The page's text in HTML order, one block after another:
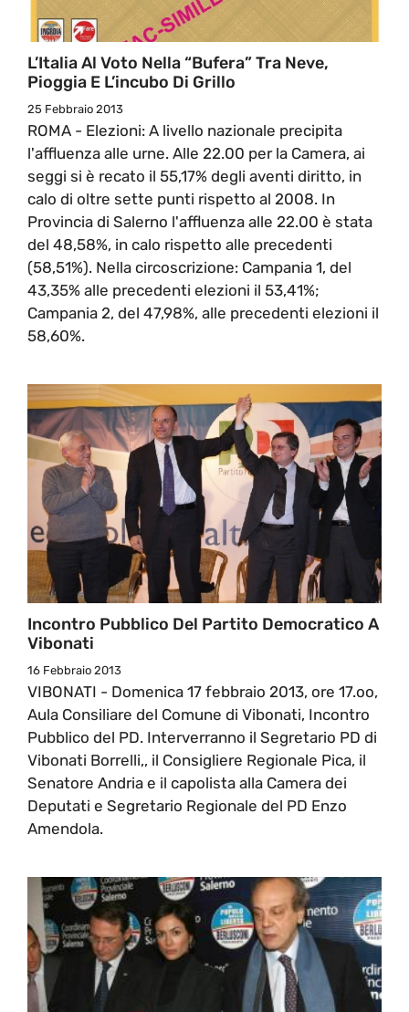
L’Italia Al Voto Nella “Bufera” Tra Neve,
Pioggia E L’incubo Di Grillo
25 Febbraio 2013
ROMA - Elezioni: A livello nazionale precipita
l'affluenza alle urne. Alle 22.00 per la Camera, ai
seggi si è recato il 55,17% degli aventi diritto, in
calo di oltre sette punti rispetto al 2008. In
Provincia di Salerno l'affluenza alle 22.00 è stata
del 48,58%, in calo rispetto alle precedenti
(58,51%). Nella circoscrizione: Campania 1, del
43,35% alle precedenti elezioni il 53,41%;
Campania 2, del 47,98%, alle precedenti elezioni il
58,60%.
Incontro Pubblico Del Partito Democratico A
Vibonati
16 Febbraio 2013
VIBONATI - Domenica 17 febbraio 2013, ore 17.oo,
Aula Consiliare del Comune di Vibonati, Incontro
Pubblico del PD. Interverranno il Segretario PD di
Vibonati Borrelli,, il Consigliere Regionale Pica, il
Senatore Andria e il capolista alla Camera dei
Deputati e Segretario Regionale del PD Enzo
Amendola.